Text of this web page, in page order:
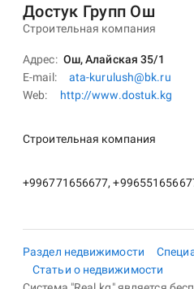
Достук Групп Ош
Строительная компания
Адрес
Ош, Алайская 35/1
E-mail
ata-kurulush@bk.ru
Web
http://www.dostuk.kg
Строительная компания
+996771656677,
Раздел недвижимости
Статьи о недвижимости